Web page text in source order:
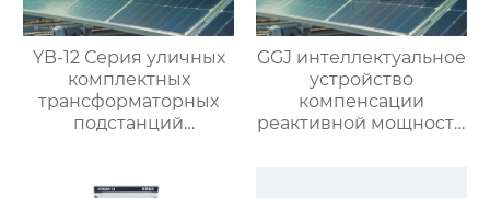
YB-12 Серия уличных
комплектных
трансформаторных
подстанций
GGJ интеллектуальное
устройство
компенсации
реактивной мощности